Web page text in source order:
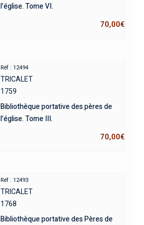
l’église. Tome VI.
70,00€
Réf : 12494
TRICALET
1759
Bibliothèque portative des pères de
l’église. Tome III.
70,00€
Réf : 12493
TRICALET
1768
Bibliothèque portative des Pères de